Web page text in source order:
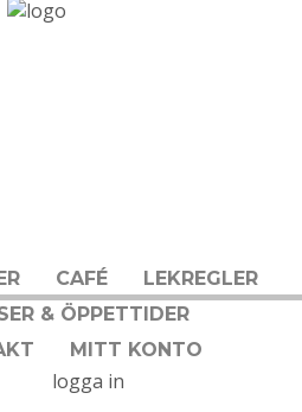
CAFÉ
LEKREGLER
& ÖPPETTIDER
MITT KONTO
logga in